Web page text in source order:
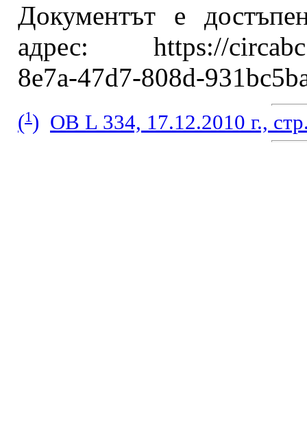
Документът е
адрес: https://
8e7a-47d7-808d-
(1) ОВ L 334, 17.12.2010 г.,